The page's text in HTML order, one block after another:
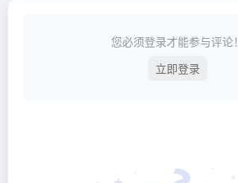
您必须登录才能参与评论！
立即登录